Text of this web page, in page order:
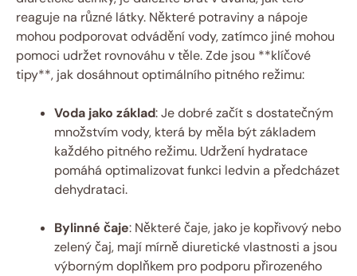
reaguje na různé látky. Některé potraviny a nápoje
mohou podporovat odvádění vody, zatímco jiné mohou
pomoci udržet rovnováhu v těle. Zde jsou **klíčové
tipy**, jak dosáhnout optimálního pitného režimu:
Voda jako základ: Je dobré začít s dostatečným
množstvím vody, která by měla být základem
každého pitného režimu. Udržení hydratace
pomáhá optimalizovat funkci ledvin a předcházet
dehydrataci.
Bylinné čaje: Některé čaje, jako je kopřivový nebo
zelený čaj, mají mírně diuretické vlastnosti a jsou
výborným doplňkem pro podporu přirozeného